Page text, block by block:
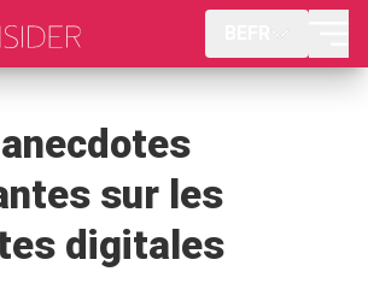
sur les
digitales